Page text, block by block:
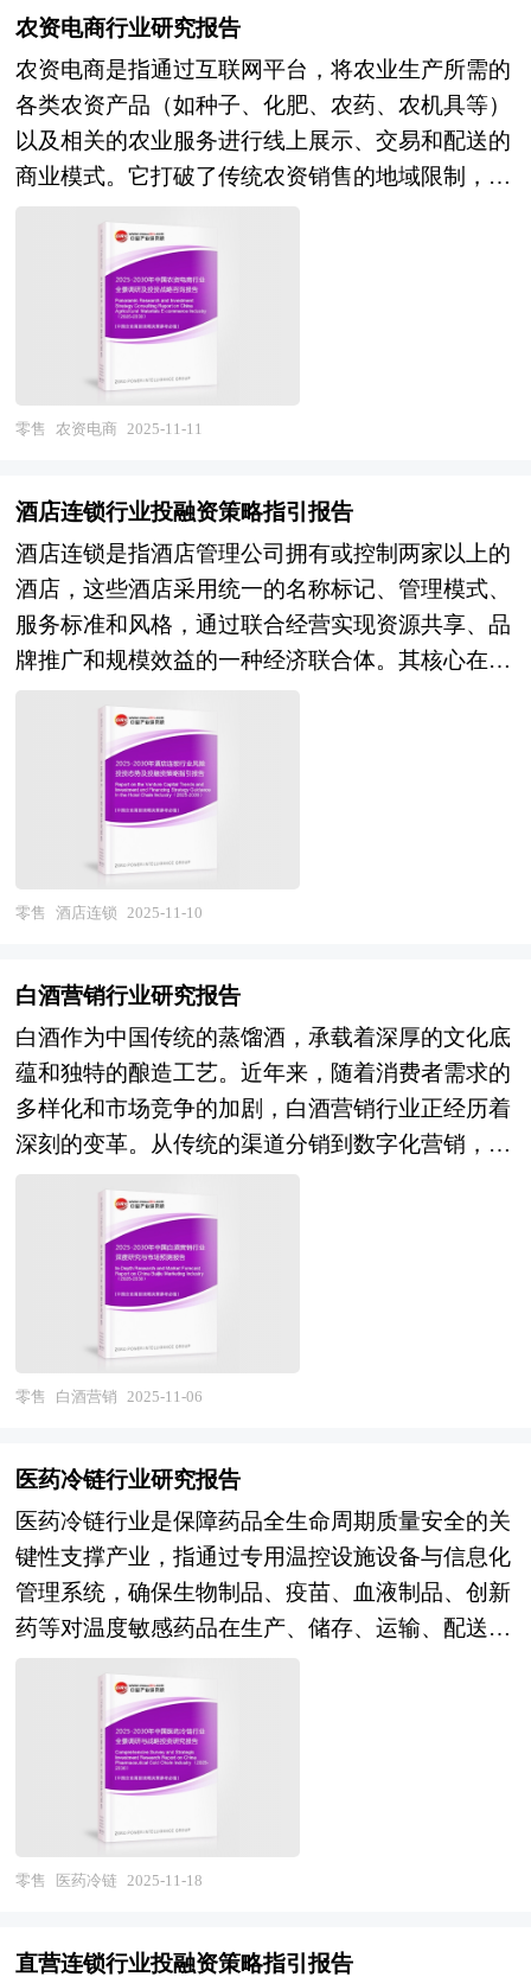
析实现精准画像和个性化推荐，提升营销效率和消
费者体验。另一方面，数字化营销成为白酒行业的
新趋势，社交媒体、短视频平台等新兴渠道被广泛
应用于品牌推广和消费者互动。同时，品牌故事的
讲述和文化营销也成为提升品牌忠诚度和市场竞争
力的重要手段。随着科技的不断进步，智能化营销
工具将得到更广泛的应用，通过AI和大数据技术，
企业能够更好地理解市场需求，实现精准营销。同
时，个性化产品和服务将成为市场的重要趋势，企
业将通过定制化产品和专属服务，满足不同消费者
的需求。此外，文化营销将继续深化，通过挖掘品
牌的历史文化内涵，打造沉浸式体验活动，增强消
由中研普华咨询公司领衔撰写，在大量周密的市场
调研基础上，主要依据了国家统计局、国家商务
部、国家发改委、国家经济信息中心、国务院发展
研究中心、国家海关总署、全国商业信息中心、中
国经济景气监测中心、中国行业研究网、全国及海
单位等公布和提供的大量资料。报告对我国白酒营
销行业的供需状况、发展现状、子行业发展变化等
进行了分析，重点分析了国内外白酒营销行业的发
展现状、如何面对行业的发展挑战、行业的发展建
议、行业竞争力，以及行业的投资分析和趋势预测
等等。报告还综合了白酒营销行业的整体发展动
行业管理部门以及拟进入该行业的投资者具有重要
的参考价值，对于研究我国白酒营销行业发展规
律、提高企业的运营效率、促进企业的发展壮大有
学术和实践的双重意义。
农资电商行业研究报告
农资电商是指通过互联网平台，将农业生产所需的
各类农资产品（如种子、化肥、农药、农机具等）
以及相关的农业服务进行线上展示、交易和配送的
商业模式。它打破了传统农资销售的地域限制，为
交易环境。农资电商将从单纯卖产品向卖服务转
变，提供农技咨询、农产品收购、金融服务等一站
式解决方案。随着市场规模的扩大，越来越多的企
业将进入农资电商领域，市场竞争将更加激烈。未
来竞争将围绕“产品+服务+数据”的综合能力展开。
农资电商行业研究报告主要分析了农资电商行业的
场规模、市场结构、市场特点等）、竞争分析（行
产品价格分析、用户分析、替代品和互补品分析、
行业主导驱动因素、行业渠道分析、行业赢利能
力、行业成长性、行业偿债能力、行业营运能力、
农资电商行业重点企业分析、子行业分析、区域市
场分析、行业风险分析、行业发展前景预测及相关
的经营、投资建议等。报告研究框架全面、严谨，
分析内容客观、公正、系统，真实准确地反映了我
国农资电商行业的市场发展现状和未来发展趋势。
本研究咨询报告由中研普华咨询公司领衔撰写，在
大量周密的市场调研基础上，主要依据了国家统计
局、国家商务部、国家发改委、国家经济信息中
国经济景气监测中心、中国行业研究网、全国及海
外多种相关报刊杂志的基础信息以及专业研究单位
等公布和提供的大量资料。对我国农资电商行业作
了详尽深入的分析，是企业进行市场研究工作时不
可或缺的重要参考资料，同时也可作为金融机构进
参考依据。
零售 农资电商 2025-11-11
酒店连锁行业投融资策略指引报告
酒店连锁是指酒店管理公司拥有或控制两家以上的
酒店，这些酒店采用统一的名称标记、管理模式、
服务标准和风格，通过联合经营实现资源共享、品
牌推广和规模效益的一种经济联合体。其核心在于
住宿体验，同时降低运营成本，提升市场竞争力。
风险投资是在创业企业发展初期投入风险资本，待
其发育相对成熟后，通过市场退出机制将所投入的
资本由股权形态转化为资金形态，以收回投资，取
得高额风险收益。全球风险资本市场已进入新一轮
快速发展的周期。除了成熟投资热点地区外，包括
发展快速升温。中国的风险投资起步于20世纪80年
经有了较大的发展。随着中国经济持续稳定地高速
增长和资本市场的逐步完善，中国的资本市场在最
近几年呈现出强劲的增长态势，投资于中国市场的
高回报率使中国成为全球资本关注的战略要地。
本报告由中研普华咨询公司领衔撰写，在大量周密
的市场调研基础上，主要依据了国家统计局、国家
商务部、国家财政部、中国证券监督管理委员会、
中国风险投资协会、中国风险投资研究院、深圳创
业投资同业公会、北京创业投资协会、上海创业投
资行业协会、酒店连锁行业相关协会、中国行业研
究网、国内外相关刊物的基础信息以及各省市相关
业风险投资现状、国际化进程与外资进入、融资渠
道、如何运作风险投资、退出机制及发展趋势等进
行了系统的分析，并重点分析了酒店连锁行业风险
投资的主要现存问题、相应对策以及新形势下面临
的机遇与挑战和企业的应对策略等。是风险投资公
前酒店连锁行业风险投资业发展动态，把握企业定
位和发展方向不可多得的精品。
零售 酒店连锁 2025-11-10
白酒营销行业研究报告
白酒作为中国传统的蒸馏酒，承载着深厚的文化底
蕴和独特的酿造工艺。近年来，随着消费者需求的
多样化和市场竞争的加剧，白酒营销行业正经历着
深刻的变革。从传统的渠道分销到数字化营销，从
业不断创新，以适应市场的变化和消费者的需求。
目前，白酒营销行业呈现出多元化和创新化的发展
态势。一方面，传统的渠道分销模式仍然占据重要
地位，但随着消费升级和市场变化，企业开始探索
更加精准和高效的营销策略。例如，通过大数据分
析实现精准画像和个性化推荐，提升营销效率和消
新趋势，社交媒体、短视频平台等新兴渠道被广泛
讲述和文化营销也成为提升品牌忠诚度和市场竞争
力的重要手段。随着科技的不断进步，智能化营销
工具将得到更广泛的应用，通过AI和大数据技术，
企业能够更好地理解市场需求，实现精准营销。同
时，个性化产品和服务将成为市场的重要趋势，企
业将通过定制化产品和专属服务，满足不同消费者
的需求。此外，文化营销将继续深化，通过挖掘品
牌的历史文化内涵，打造沉浸式体验活动，增强消
费者对品牌的认同感和忠诚度。 本研究咨询报告
由中研普华咨询公司领衔撰写，在大量周密的市场
调研基础上，主要依据了国家统计局、国家商务
研究中心、国家海关总署、全国商业信息中心、中
零售 白酒营销 2025-11-06
医药冷链行业研究报告
医药冷链行业是保障药品全生命周期质量安全的关
键性支撑产业，指通过专用温控设施设备与信息化
管理系统，确保生物制品、疫苗、血液制品、创新
药等对温度敏感药品在生产、储存、运输、配送及
系。作为医药物流领域技术门槛最高、监管最严的
细分赛道，医药冷链不仅是实现药品价值传递的必
要条件，更是直接关系到公众用药安全与生命健康
的刚性保障。在医药创新加速与精准医疗兴起的背
景下，医药冷链已从传统的仓储运输服务，演进为
集温控技术、数字追溯、合规风控于一体的专业化
缺的战略基础设施。 当前行业正处于快速成长与
零售 医药冷链 2025-11-18
直营连锁行业投融资策略指引报告